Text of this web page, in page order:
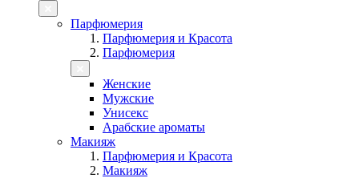
Парфюмерия
Парфюмерия и Красота
Парфюмерия
Женские
Мужские
Унисекс
Арабские ароматы
Макияж
Парфюмерия и Красота
Макияж